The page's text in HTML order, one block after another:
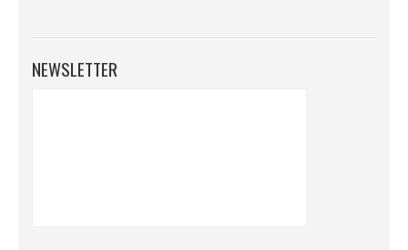
NEWSLETTER